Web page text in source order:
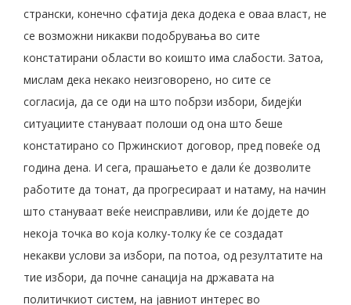
странски, конечно сфатија дека додека е оваа власт, не
се возможни никакви подобрувања во сите
констатирани области во коишто има слабости. Затоа,
мислам дека некако неизговорено, но сите се
согласија, да се оди на што побрзи избори, бидејќи
ситуациите стануваат полоши од она што беше
констатирано со Пржинскиот договор, пред повеќе од
година дена. И сега, прашањето е дали ќе дозволите
работите да тонат, да прогресираат и натаму, на начин
што стануваат веќе неисправливи, или ќе дојдете до
некоја точка во која колку-толку ќе се создадат
некакви услови за избори, па потоа, од резултатите на
тие избори, да почне санација на државата на
политичкиот систем, на јавниот интерес во